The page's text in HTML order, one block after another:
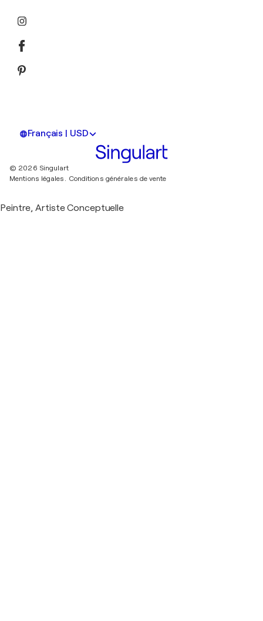
Français | USD
© 2026 Singulart
Mentions légales. Conditions générales de vente
Peintre, Artiste Conceptuelle